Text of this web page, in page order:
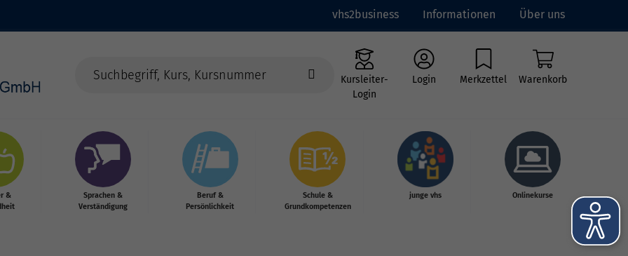
vhs2business Informationen Über uns
Kursleiter-
Login
Login Merkzettel Warenkorb
&
Sprachen &
Verständigung
Beruf &
Persönlichkeit
Schule &
Grundkompetenzen
junge vhs Onlinekurse